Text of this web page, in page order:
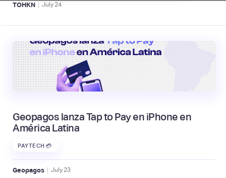
TOHKN | July24
Geopagos lanza Tap to Pay en iPhone en
América Latina
PAYTECH 💳
Geopagos | July23